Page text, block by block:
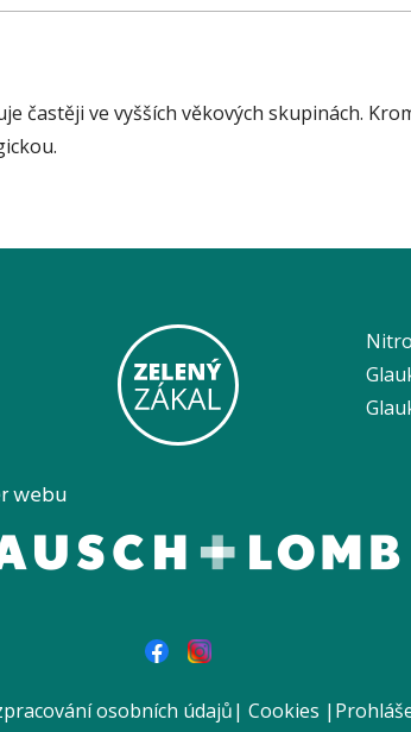
častěji ve vyšších věkových skupinách.
webu
osobních údajů| Cookies |